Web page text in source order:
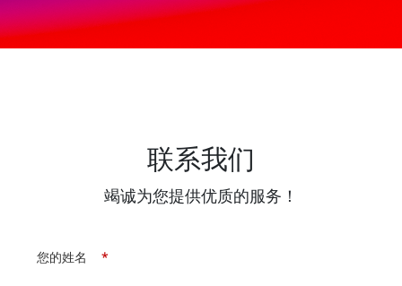
联系我们
竭诚为您提供优质的服务！
*
您的姓名